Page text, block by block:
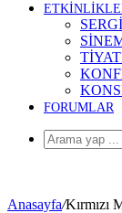
SERGİ
FORUMLAR
Anasayfa/Kırmızı